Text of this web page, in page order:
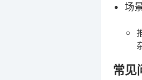
场
常见